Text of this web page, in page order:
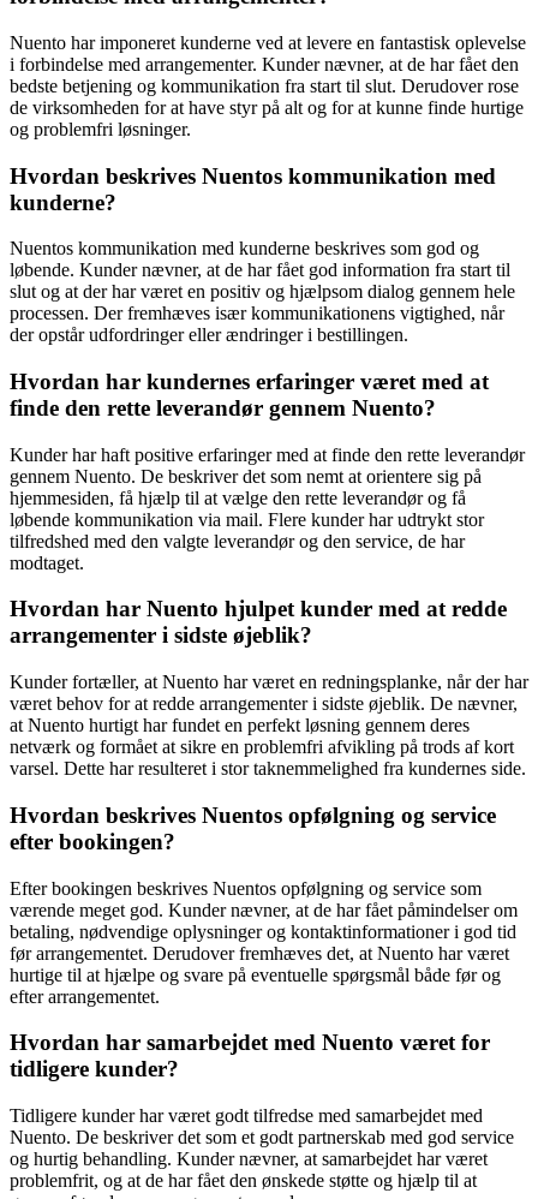
Nuento har imponeret kunderne ved at levere en fantastisk oplevelse
i forbindelse med arrangementer. Kunder nævner, at de har fået den
bedste betjening og kommunikation fra start til slut. Derudover rose
de virksomheden for at have styr på alt og for at kunne finde hurtige
og problemfri løsninger.
Hvordan beskrives Nuentos kommunikation med
kunderne?
Nuentos kommunikation med kunderne beskrives som god og
løbende. Kunder nævner, at de har fået god information fra start til
slut og at der har været en positiv og hjælpsom dialog gennem hele
processen. Der fremhæves især kommunikationens vigtighed, når
der opstår udfordringer eller ændringer i bestillingen.
Hvordan har kundernes erfaringer været med at
finde den rette leverandør gennem Nuento?
Kunder har haft positive erfaringer med at finde den rette leverandør
gennem Nuento. De beskriver det som nemt at orientere sig på
hjemmesiden, få hjælp til at vælge den rette leverandør og få
løbende kommunikation via mail. Flere kunder har udtrykt stor
tilfredshed med den valgte leverandør og den service, de har
modtaget.
Hvordan har Nuento hjulpet kunder med at redde
arrangementer i sidste øjeblik?
Kunder fortæller, at Nuento har været en redningsplanke, når der har
været behov for at redde arrangementer i sidste øjeblik. De nævner,
at Nuento hurtigt har fundet en perfekt løsning gennem deres
netværk og formået at sikre en problemfri afvikling på trods af kort
varsel. Dette har resulteret i stor taknemmelighed fra kundernes side.
Hvordan beskrives Nuentos opfølgning og service
efter bookingen?
Efter bookingen beskrives Nuentos opfølgning og service som
værende meget god. Kunder nævner, at de har fået påmindelser om
betaling, nødvendige oplysninger og kontaktinformationer i god tid
før arrangementet. Derudover fremhæves det, at Nuento har været
hurtige til at hjælpe og svare på eventuelle spørgsmål både før og
efter arrangementet.
Hvordan har samarbejdet med Nuento været for
tidligere kunder?
Tidligere kunder har været godt tilfredse med samarbejdet med
Nuento. De beskriver det som et godt partnerskab med god service
og hurtig behandling. Kunder nævner, at samarbejdet har været
problemfrit, og at de har fået den ønskede støtte og hjælp til at